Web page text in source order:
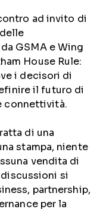
ad invito di
GSMA e Wing
House Rule:
i decisori di
il futuro di
connettività.
di una
stampa, niente
vendita di
si
partnership,
per la